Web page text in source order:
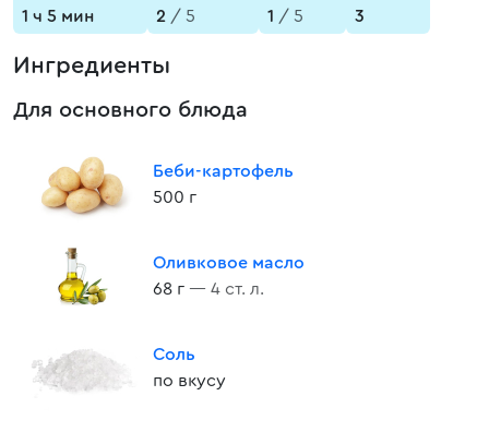
1 ч 5 мин
2 / 5
1 / 5
3
Ингредиенты
Для основного блюда
Беби-картофель
500 г
Оливковое масло
68 г — 4 ст. л.
Соль
по вкусу